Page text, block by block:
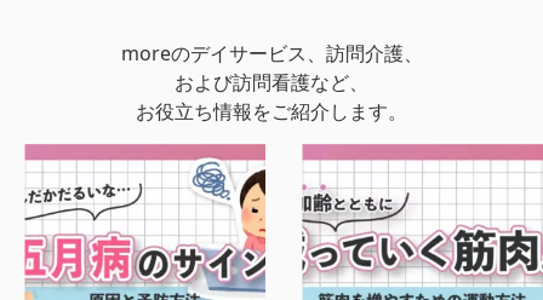
moreのデイサービス、訪問介護、
および訪問看護など、
お役立ち情報をご紹介します。